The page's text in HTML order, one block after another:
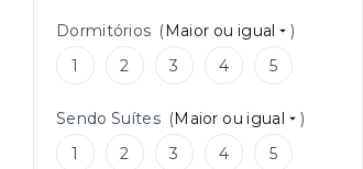
Dormitórios (Maior ou igual
)
1
2 3 4 5
Sendo Suítes (Maior ou igual
)
1
2 3 4 5